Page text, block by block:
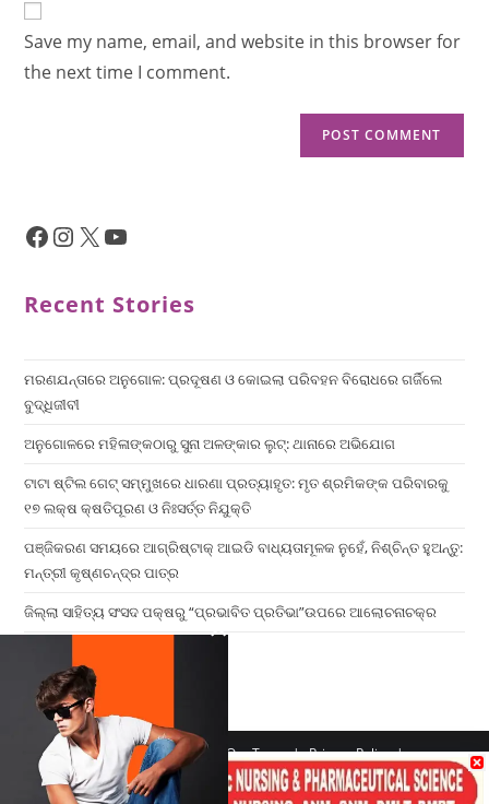
Save my name, email, and website in this browser for
the next time I comment.
Recent Stories
ମରଣଯନ୍ତାରେ ଅନୁଗୋଳ: ପ୍ରଦୂଷଣ ଓ କୋଇଲା ପରିବହନ ବିରୋଧରେ ଗର୍ଜିଲେ
ବୁଦ୍ଧିଜୀବୀ
ଅନୁଗୋଳରେ ମହିଳାଙ୍କଠାରୁ ସୁନା ଅଳଙ୍କାର ଲୁଟ୍: ଥାନାରେ ଅଭିଯୋଗ
ଟାଟା ଷ୍ଟିଲ ଗେଟ୍ ସମ୍ମୁଖରେ ଧାରଣା ପ୍ରତ୍ୟାହୃତ: ମୃତ ଶ୍ରମିକଙ୍କ ପରିବାରକୁ
୧୭ ଲକ୍ଷ କ୍ଷତିପୂରଣ ଓ ନିଃସର୍ତ୍ତ ନିଯୁକ୍ତି
ପଞ୍ଜିକରଣ ସମୟରେ ଆଗ୍ରିଷ୍ଟାକ୍ ଆଇଡି ବାଧ୍ୟତାମୂଳକ ନୁହେଁ, ନିଶ୍ଚିନ୍ତ ହୁଅନ୍ତୁ:
ମନ୍ତ୍ରୀ କୃଷ୍ଣଚନ୍ଦ୍ର ପାତ୍ର
ଜିଲ୍ଲା ସାହିତ୍ୟ ସଂସଦ ପକ୍ଷରୁ “ପ୍ରଭାବିତ ପ୍ରତିଭା”ଉପରେ ଆଲୋଚନାଚକ୍ର
Home Contact us Our Team
Privacy Policy
Terms & Conditions
×